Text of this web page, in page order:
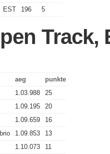
EST 196 5
aeg
punkte
1.03.988
25
1.09.195
20
1.09.659
16
1.09.853
13
1.10.073
11